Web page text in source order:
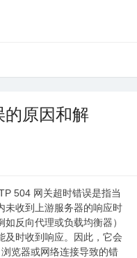
的原因和解
504 网关超时错误是指当
未收到上游服务器的响应时
反向代理或负载均衡器）
及时收到响应。因此，它会
览器或网络连接导致的错